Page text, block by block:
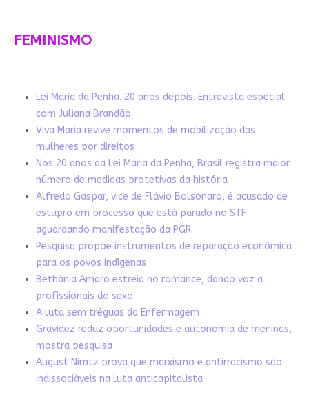
FEMINISMO
Lei Maria da Penha. 20 anos depois. Entrevista especial
com Juliana Brandão
Viva Maria revive momentos de mobilização das
mulheres por direitos
Nos 20 anos da Lei Maria da Penha, Brasil registra maior
número de medidas protetivas da história
Alfredo Gaspar, vice de Flávio Bolsonaro, é acusado de
estupro em processo que está parado no STF
aguardando manifestação da PGR
Pesquisa propõe instrumentos de reparação econômica
para os povos indígenas
Bethânia Amaro estreia no romance, dando voz a
profissionais do sexo
A luta sem tréguas da Enfermagem
Gravidez reduz oportunidades e autonomia de meninas,
mostra pesquisa
August Nimtz prova que marxismo e antirracismo são
indissociáveis na luta anticapitalista